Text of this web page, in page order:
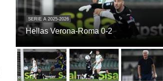
SERIE A 2025-2026
Hellas Verona-Roma 0-2